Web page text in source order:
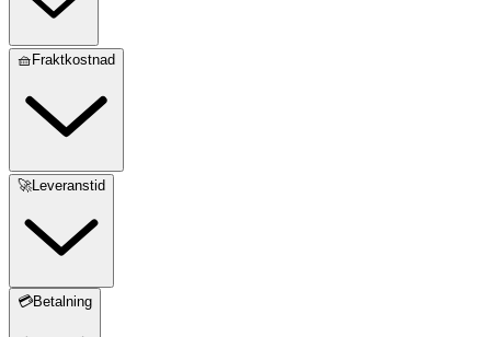
🧺Fraktkostnad
🚀Leveranstid
💳Betalning